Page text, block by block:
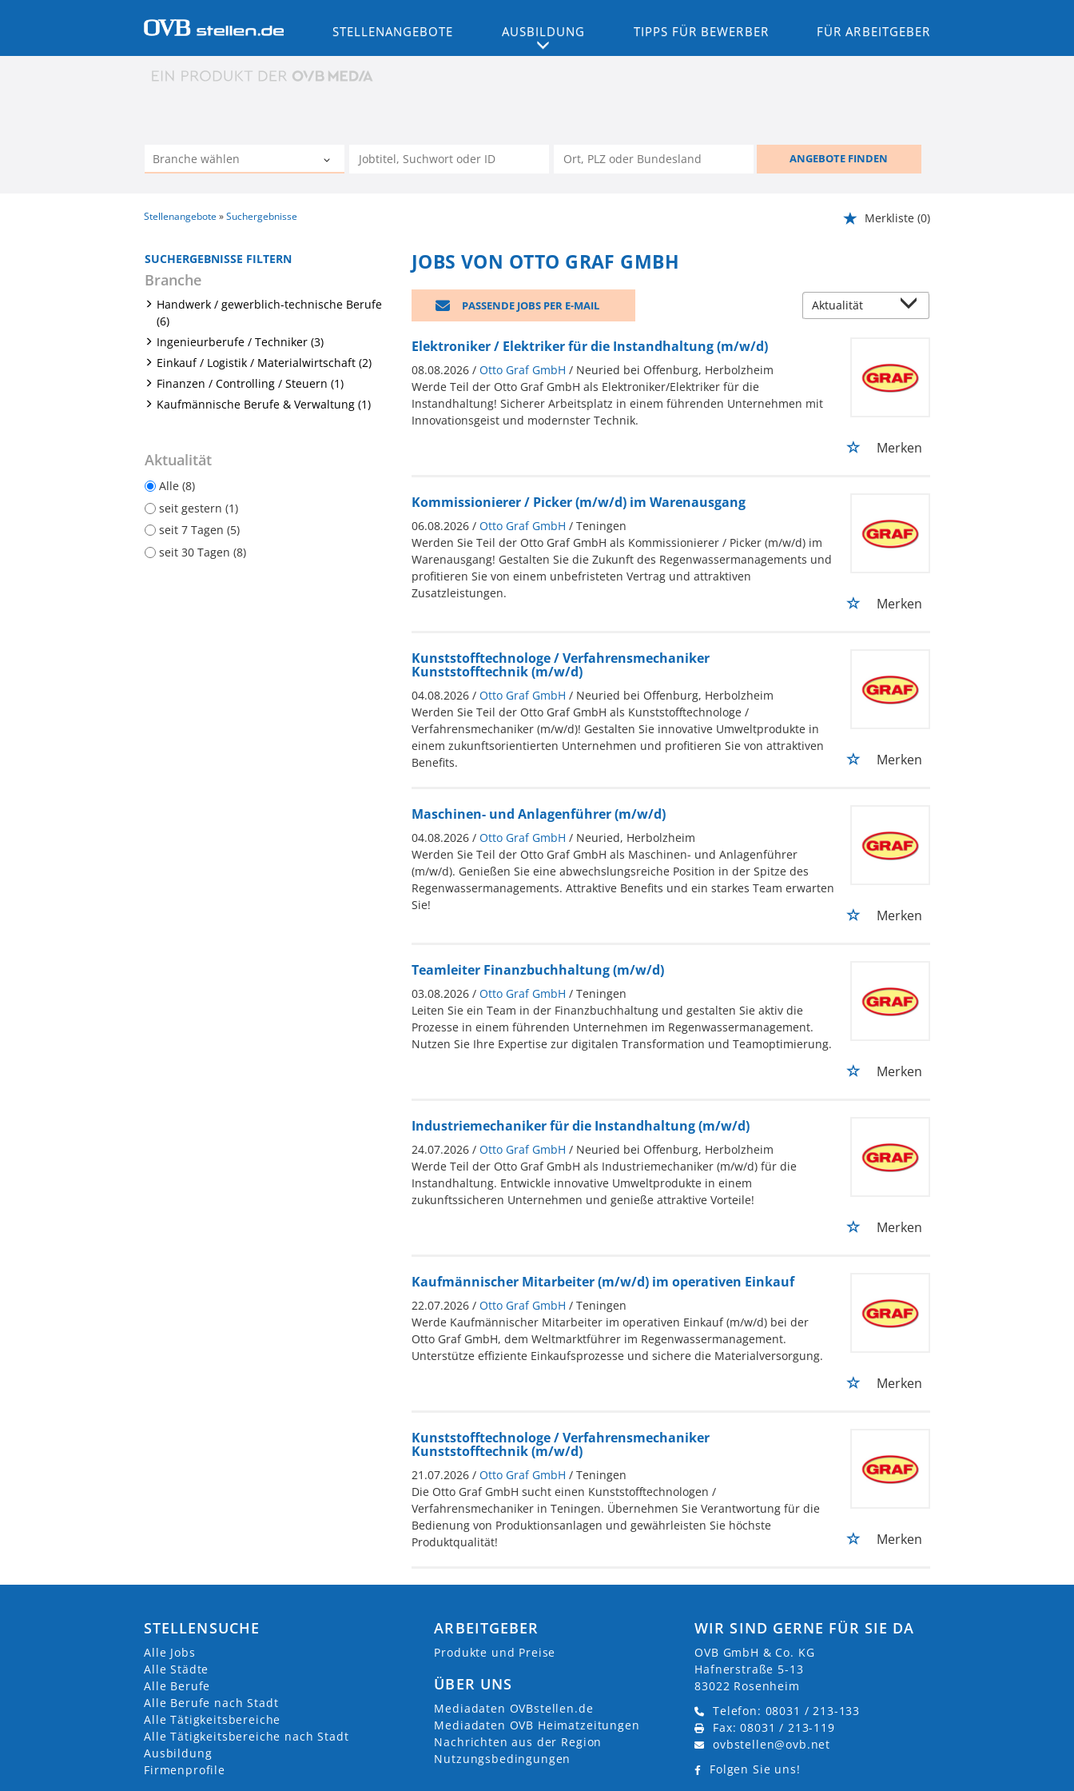
STELLENANGEBOTE AUSBILDUNG TIPPS FÜR BEWERBER FÜR ARBEITGEBER
ANGEBOTE FINDEN
Stellenangebote Suchergebnisse Merkliste (0)
SUCHERGEBNISSE FILTERN
Branche
Handwerk / gewerblich-technische Berufe
(6)
Ingenieurberufe / Techniker (3)
Einkauf / Logistik / Materialwirtschaft (2)
Finanzen / Controlling / Steuern (1)
Kaufmännische Berufe & Verwaltung (1)
Aktualität
Alle (8)
seit gestern (1)
seit 7 Tagen (5)
seit 30 Tagen (8)
JOBS VON OTTO GRAF GMBH
PASSENDE JOBS PER E-MAIL
Elektroniker / Elektriker für die Instandhaltung (m/w/d)
08.08.2026 / Otto Graf GmbH / Neuried bei Offenburg, Herbolzheim
Werde Teil der Otto Graf GmbH als Elektroniker/Elektriker für die
Instandhaltung! Sicherer Arbeitsplatz in einem führenden Unternehmen mit
Innovationsgeist und modernster Technik.
Merken
Kommissionierer / Picker (m/w/d) im Warenausgang
06.08.2026 / Otto Graf GmbH / Teningen
Werden Sie Teil der Otto Graf GmbH als Kommissionierer / Picker (m/w/d) im
Warenausgang! Gestalten Sie die Zukunft des Regenwassermanagements und
profitieren Sie von einem unbefristeten Vertrag und attraktiven
Zusatzleistungen.
Merken
Kunststofftechnologe / Verfahrensmechaniker
Kunststofftechnik (m/w/d)
04.08.2026 / Otto Graf GmbH / Neuried bei Offenburg, Herbolzheim
Werden Sie Teil der Otto Graf GmbH als Kunststofftechnologe /
Verfahrensmechaniker (m/w/d)! Gestalten Sie innovative Umweltprodukte in
einem zukunftsorientierten Unternehmen und profitieren Sie von attraktiven
Benefits.
Merken
Maschinen- und Anlagenführer (m/w/d)
04.08.2026 / Otto Graf GmbH / Neuried, Herbolzheim
Werden Sie Teil der Otto Graf GmbH als Maschinen- und Anlagenführer
(m/w/d). Genießen Sie eine abwechslungsreiche Position in der Spitze des
Regenwassermanagements. Attraktive Benefits und ein starkes Team erwarten
Sie!
Merken
Teamleiter Finanzbuchhaltung (m/w/d)
03.08.2026 / Otto Graf GmbH / Teningen
Leiten Sie ein Team in der Finanzbuchhaltung und gestalten Sie aktiv die
Prozesse in einem führenden Unternehmen im Regenwassermanagement.
Nutzen Sie Ihre Expertise zur digitalen Transformation und Teamoptimierung.
Merken
Industriemechaniker für die Instandhaltung (m/w/d)
24.07.2026 / Otto Graf GmbH / Neuried bei Offenburg, Herbolzheim
Werde Teil der Otto Graf GmbH als Industriemechaniker (m/w/d) für die
Instandhaltung. Entwickle innovative Umweltprodukte in einem
zukunftssicheren Unternehmen und genieße attraktive Vorteile!
Merken
Kaufmännischer Mitarbeiter (m/w/d) im operativen Einkauf
22.07.2026 / Otto Graf GmbH / Teningen
Werde Kaufmännischer Mitarbeiter im operativen Einkauf (m/w/d) bei der
Otto Graf GmbH, dem Weltmarktführer im Regenwassermanagement.
Unterstütze effiziente Einkaufsprozesse und sichere die Materialversorgung.
Merken
Kunststofftechnologe / Verfahrensmechaniker
Kunststofftechnik (m/w/d)
21.07.2026 / Otto Graf GmbH / Teningen
Die Otto Graf GmbH sucht einen Kunststofftechnologen /
Verfahrensmechaniker in Teningen. Übernehmen Sie Verantwortung für die
Bedienung von Produktionsanlagen und gewährleisten Sie höchste
Produktqualität!
Merken
STELLENSUCHE
Alle Jobs
Alle Städte
Alle Berufe
Alle Berufe nach Stadt
Alle Tätigkeitsbereiche
Alle Tätigkeitsbereiche nach Stadt
Ausbildung
Firmenprofile
ARBEITGEBER
Produkte und Preise
ÜBER UNS
Mediadaten OVBstellen.de
Mediadaten OVB Heimatzeitungen
Nachrichten aus der Region
Nutzungsbedingungen
WIR SIND GERNE FÜR SIE DA
OVB GmbH & Co. KG
Hafnerstraße 5-13
83022 Rosenheim
Telefon: 08031 / 213-133
Fax: 08031 / 213-119
ovbstellen@ovb.net
Folgen Sie uns!